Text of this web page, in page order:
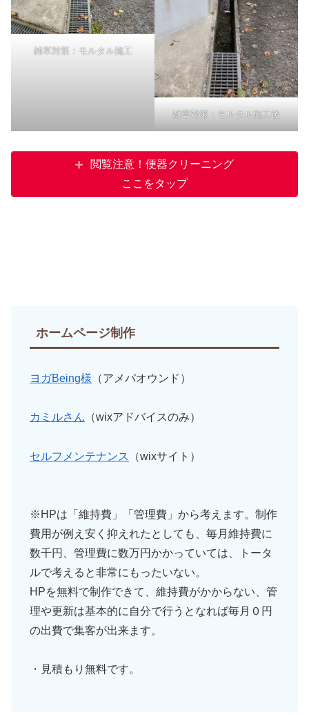
雑草対策：モルタル施工
雑草対策：モルタル施工後
閲覧注意！便器クリーニング
ここをタップ
ホームページ制作
ヨガBeing様 （アメバオウンド）
カミルさん （wixアドバイスのみ）
セルフメンテナンス （wixサイト）
※HPは「維持費」「管理費」から考えます。制作
費用が例え安く抑えれたとしても、毎月維持費に
数千円、管理費に数万円かかっていては、トータ
ルで考えると非常にもったいない。
HPを無料で制作できて、維持費がかからない、管
理や更新は基本的に自分で行うとなれば毎月０円
の出費で集客が出来ます。
・見積もり無料です。